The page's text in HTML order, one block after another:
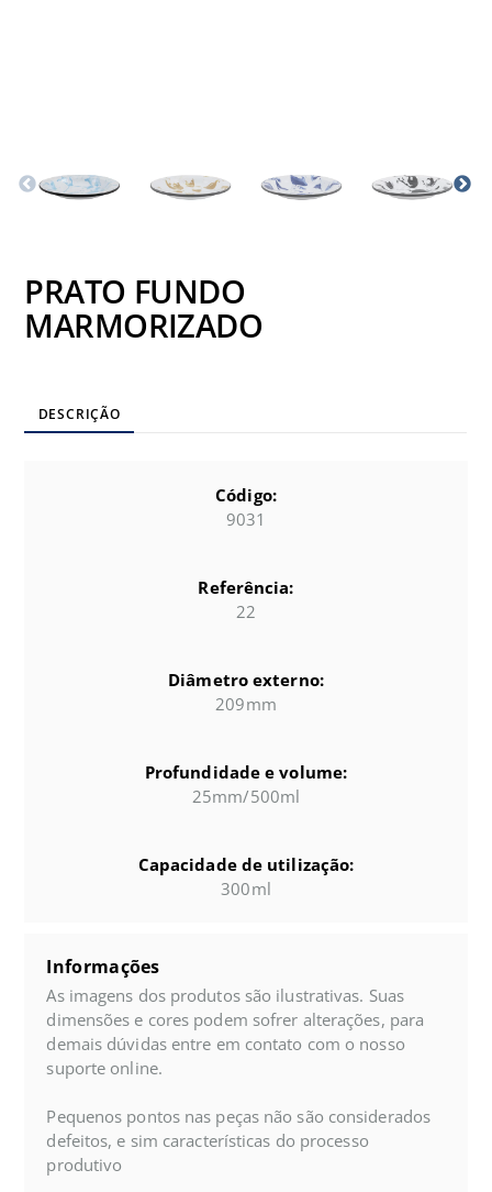
PRATO FUNDO
MARMORIZADO
DESCRIÇÃO
Código:
9031
Referência:
22
Diâmetro externo:
209mm
Profundidade e volume:
25mm/500ml
Capacidade de utilização:
300ml
Informações
As imagens dos produtos são ilustrativas. Suas
dimensões e cores podem sofrer alterações, para
demais dúvidas entre em contato com o nosso
suporte online.
Pequenos pontos nas peças não são considerados
defeitos, e sim características do processo
produtivo